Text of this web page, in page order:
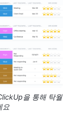
을 통해 탁월
요